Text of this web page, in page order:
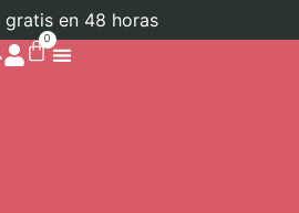
gratis en 48 horas
0